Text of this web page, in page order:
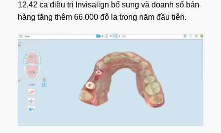
12,42 ca điều trị Invisalign bổ sung và doanh số bán
hàng tăng thêm 66.000 đô la trong năm đầu tiên.